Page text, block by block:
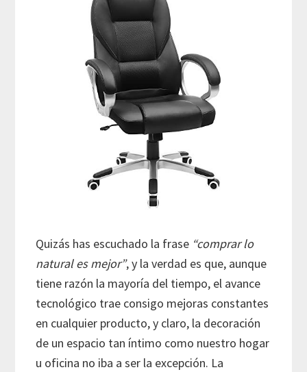
Quizás has escuchado la frase “comprar lo
natural es mejor”, y la verdad es que, aunque
tiene razón la mayoría del tiempo, el avance
tecnológico trae consigo mejoras constantes
en cualquier producto, y claro, la decoración
de un espacio tan íntimo como nuestro hogar
u oficina no iba a ser la excepción. La